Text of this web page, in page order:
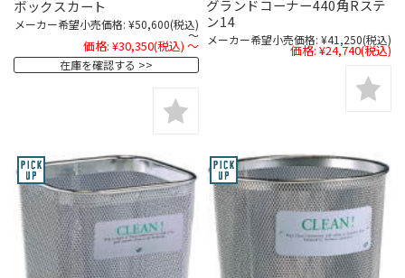
ボックスカート
メーカー希望小売価格: ¥50,600(税込)
～
価格: ¥30,350(税込) ～
在庫を確認する
グランドコーナー440角Rステ
ン14
メーカー希望小売価格: ¥41,250(税込)
価格: ¥24,740(税込)